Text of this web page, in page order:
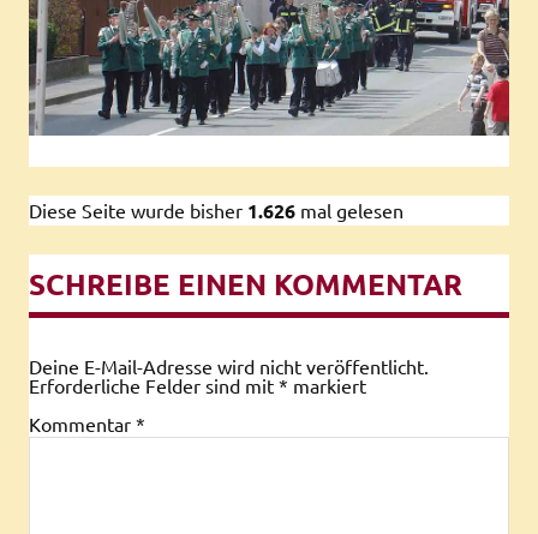
Diese Seite wurde bisher 1.626 mal gelesen
SCHREIBE EINEN KOMMENTAR
Deine E-Mail-Adresse wird nicht veröffentlicht.
Erforderliche Felder sind mit * markiert
Kommentar *